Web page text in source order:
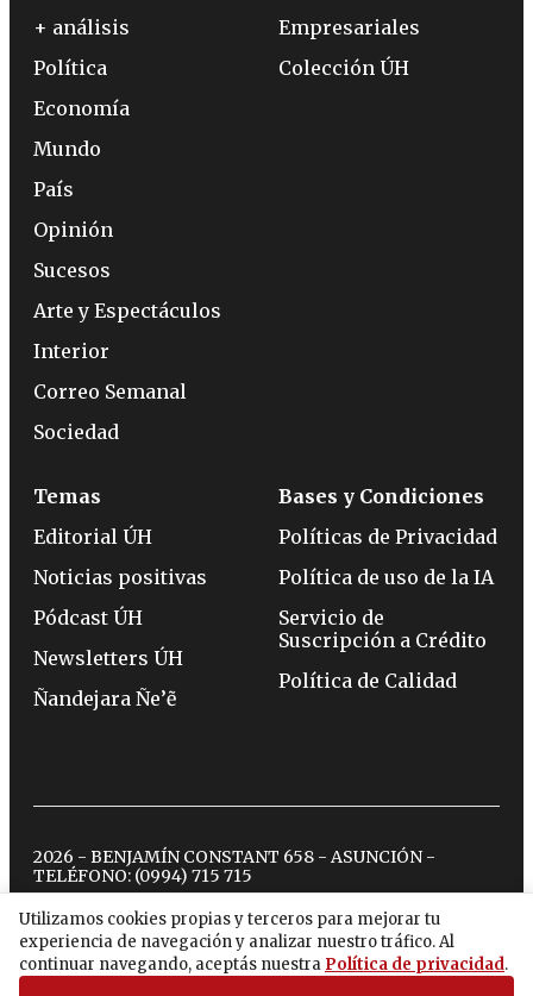
Utilizamos cookies propias y terceros para mejorar tu
experiencia de navegación y analizar nuestro tráfico. Al
continuar navegando, aceptás nuestra Política de privacidad.
+ análisis
Política
Economía
Mundo
País
Opinión
Sucesos
Arte y Espectáculos
Interior
Correo Semanal
Sociedad
Empresariales
Colección ÚH
Temas
Editorial ÚH
Noticias positivas
Pódcast ÚH
Newsletters ÚH
Ñandejara Ñe’ẽ
Bases y Condiciones
Políticas de Privacidad
Política de uso de la IA
Servicio de
Suscripción a Crédito
Política de Calidad
2026 - BENJAMÍN CONSTANT 658 - ASUNCIÓN -
TELÉFONO: (0994) 715 715
twitterinstagram
facebook
tiktokyoutubespotify